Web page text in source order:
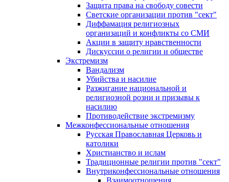
Защита права на свободу совести
Светские организации против "сект"
Диффамация религиозных
организаций и конфликты со СМИ
Акции в защиту нравственности
Дискуссии о религии и обществе
Экстремизм
Вандализм
Убийства и насилие
Разжигание национальной и
религиозной розни и призывы к
насилию
Противодействие экстремизму
Межконфессиональные отношения
Русская Православная Церковь и
католики
Христианство и ислам
Традиционные религии против "сект"
Внутриконфессиональные отношения
Взаимоотношения